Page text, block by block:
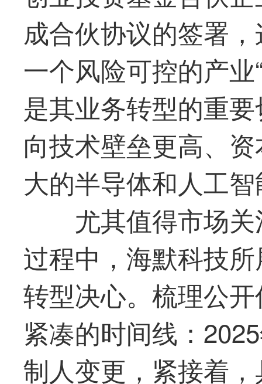
成合伙协议的签署
一个风险可控的产业
是其业务转型的重
向技术壁垒更高、
大的半导体和人工
尤其值得市场
过程中， 海默科技
转型决心。梳理公
紧凑的时间线：
制人变更，紧接着